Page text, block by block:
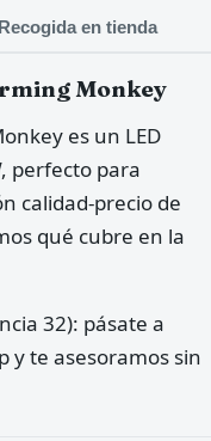
Recogida en tienda
Monkey
es un LED
perfecto para
calidad-precio de
qué cubre en la
32): pásate a
y te asesoramos sin